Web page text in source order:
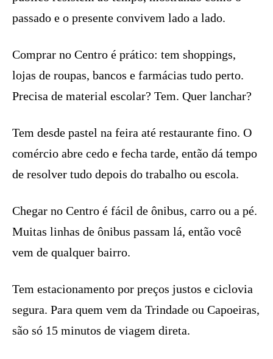
passado e o presente convivem lado a lado.
Comprar no Centro é prático: tem shoppings,
lojas de roupas, bancos e farmácias tudo perto.
Precisa de material escolar? Tem. Quer lanchar?
Tem desde pastel na feira até restaurante fino. O
comércio abre cedo e fecha tarde, então dá tempo
de resolver tudo depois do trabalho ou escola.
Chegar no Centro é fácil de ônibus, carro ou a pé.
Muitas linhas de ônibus passam lá, então você
vem de qualquer bairro.
Tem estacionamento por preços justos e ciclovia
segura. Para quem vem da Trindade ou Capoeiras,
são só 15 minutos de viagem direta.